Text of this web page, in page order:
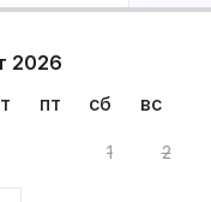
2026
пт сб вс
1 2